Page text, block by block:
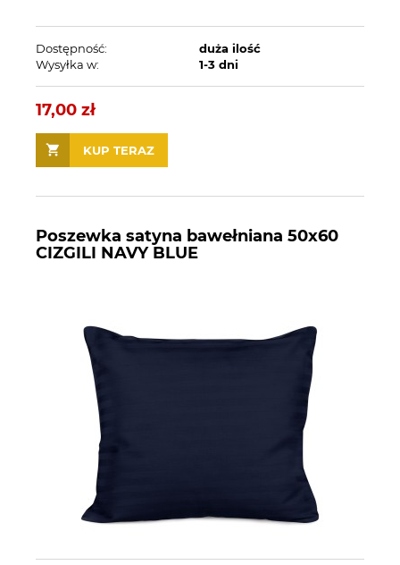
Dostępność:
duża ilość
Wysyłka w:
1-3 dni
17,00 zł
KUP TERAZ
Poszewka satyna bawełniana 50x60
CIZGILI NAVY BLUE